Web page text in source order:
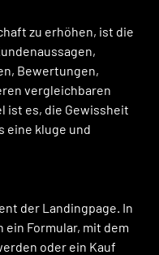
zu erhöhen, ist die
Bewertungen,
vergleichbaren
ist es, die Gewissheit
eine kluge und
der Landingpage. In
Formular, mit dem
oder ein Kauf